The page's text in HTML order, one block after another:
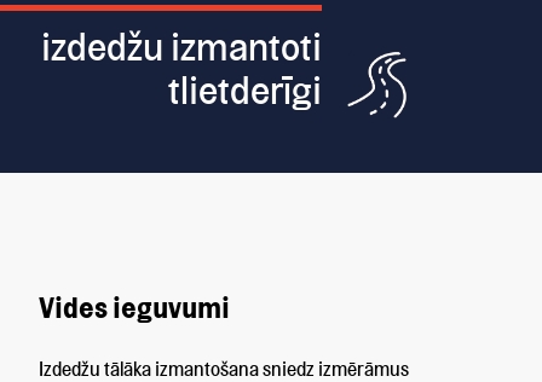
Vides ieguvumi
Izdedžu tālāka izmantošana sniedz izmērāmus